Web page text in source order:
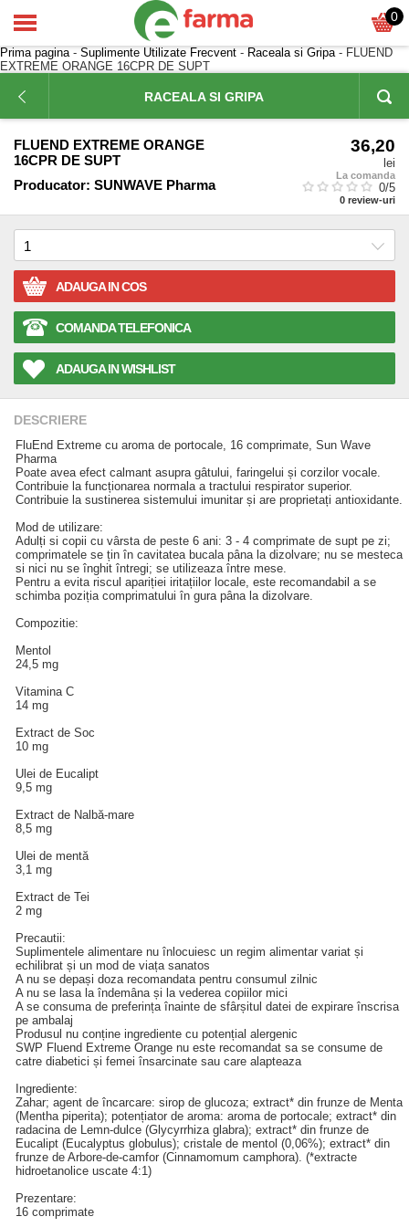
0
Prima pagina- Suplimente Utilizate Frecvent - Raceala si Gripa- FLUEND
EXTREME ORANGE 16CPR DE SUPT
RACEALA SI GRIPA
FLUEND EXTREME ORANGE
16CPR DE SUPT
Producator: SUNWAVE Pharma
36,20
lei
La comanda
0/5
0 review-uri
ADAUGA IN COS
COMANDA TELEFONICA
ADAUGA IN WISHLIST
DESCRIERE
FluEnd Extreme cu aroma de portocale, 16 comprimate, Sun Wave
Pharma
Poate avea efect calmant asupra gâtului, faringelui și corzilor vocale.
Contribuie la funcționarea normala a tractului respirator superior.
Contribuie la sustinerea sistemului imunitar și are proprietați antioxidante.
Mod de utilizare:
Adulți si copii cu vârsta de peste 6 ani: 3 - 4 comprimate de supt pe zi;
comprimatele se țin în cavitatea bucala pâna la dizolvare; nu se mesteca
si nici nu se înghit întregi; se utilizeaza între mese.
Pentru a evita riscul apariției iritațiilor locale, este recomandabil a se
schimba poziția comprimatului în gura pâna la dizolvare.
Compozitie:
Mentol
24,5 mg
Vitamina C
14 mg
Extract de Soc
10 mg
Ulei de Eucalipt
9,5 mg
Extract de Nalbă-mare
8,5 mg
Ulei de mentă
3,1 mg
Extract de Tei
2 mg
Precautii:
Suplimentele alimentare nu înlocuiesc un regim alimentar variat și
echilibrat și un mod de viața sanatos
A nu se depași doza recomandata pentru consumul zilnic
A nu se lasa la îndemâna și la vederea copiilor mici
A se consuma de preferința înainte de sfârșitul datei de expirare înscrisa
pe ambalaj
Produsul nu conține ingrediente cu potențial alergenic
SWP Fluend Extreme Orange nu este recomandat sa se consume de
catre diabetici și femei însarcinate sau care alapteaza
Ingrediente:
Zahar; agent de încarcare: sirop de glucoza; extract* din frunze de Menta
(Mentha piperita); potențiator de aroma: aroma de portocale; extract* din
radacina de Lemn-dulce (Glycyrrhiza glabra); extract* din frunze de
Eucalipt (Eucalyptus globulus); cristale de mentol (0,06%); extract* din
frunze de Arbore-de-camfor (Cinnamomum camphora). (*extracte
hidroetanolice uscate 4:1)
Prezentare:
16 comprimate